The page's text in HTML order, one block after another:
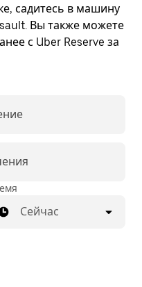
садитесь в машину
Вы также можете
с Uber Reserve за
Сейчас